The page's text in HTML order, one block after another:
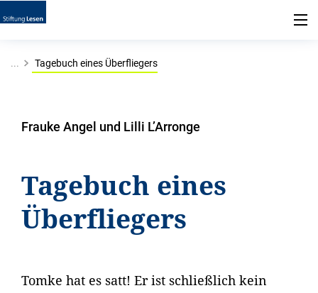
... Tagebuch eines Überfliegers
Frauke Angel und Lilli L’Arronge
Tagebuch eines
Überfliegers
Tomke hat es satt! Er ist schließlich kein